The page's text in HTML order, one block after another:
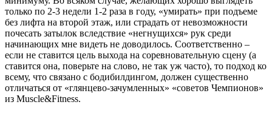
только по 2-3 недели 1-2 раза в году, «умирать» при подъеме
без лифта на второй этаж, или страдать от невозможности
почесать затылок вследствие «негнущихся» рук среди
начинающих мне видеть не доводилось. Соответственно –
если не ставится цель выхода на соревновательную сцену (а
ставится она, поверьте на слово, не так уж часто), то подход ко
всему, что связано с бодибилдингом, должен существенно
отличаться от «глянцево-зачумленных» «советов Чемпионов»
из Muscle&Fitness.